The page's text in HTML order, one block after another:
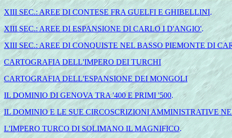
XIII SEC.: AREE DI CONTESE FRA GUELFI E GHIBELLINI.
XIII SEC.: AREE DI ESPANSIONE DI CARLO I D'ANGIO'.
XIII SEC.: AREE DI CONQUISTE NEL BASSO PIEMONTE DI
CARTOGRAFIA DELL'IMPERO DEI TURCHI
CARTOGRAFIA DELL'ESPANSIONE DEI MONGOLI
IL DOMINIO DI GENOVA TRA '400 E PRIMI '500.
IL DOMINIO E LE SUE CIRCOSCRIZIONI AMMINISTRATIVE
L'IMPERO TURCO DI SOLIMANO IL MAGNIFICO.